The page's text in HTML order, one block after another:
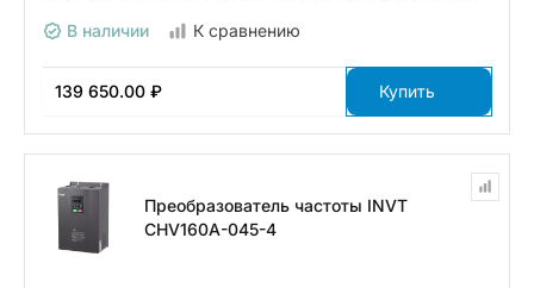
В наличии К сравнению
139 650.00 ₽ Купить
Преобразователь частоты INVT
CHV160A-045-4